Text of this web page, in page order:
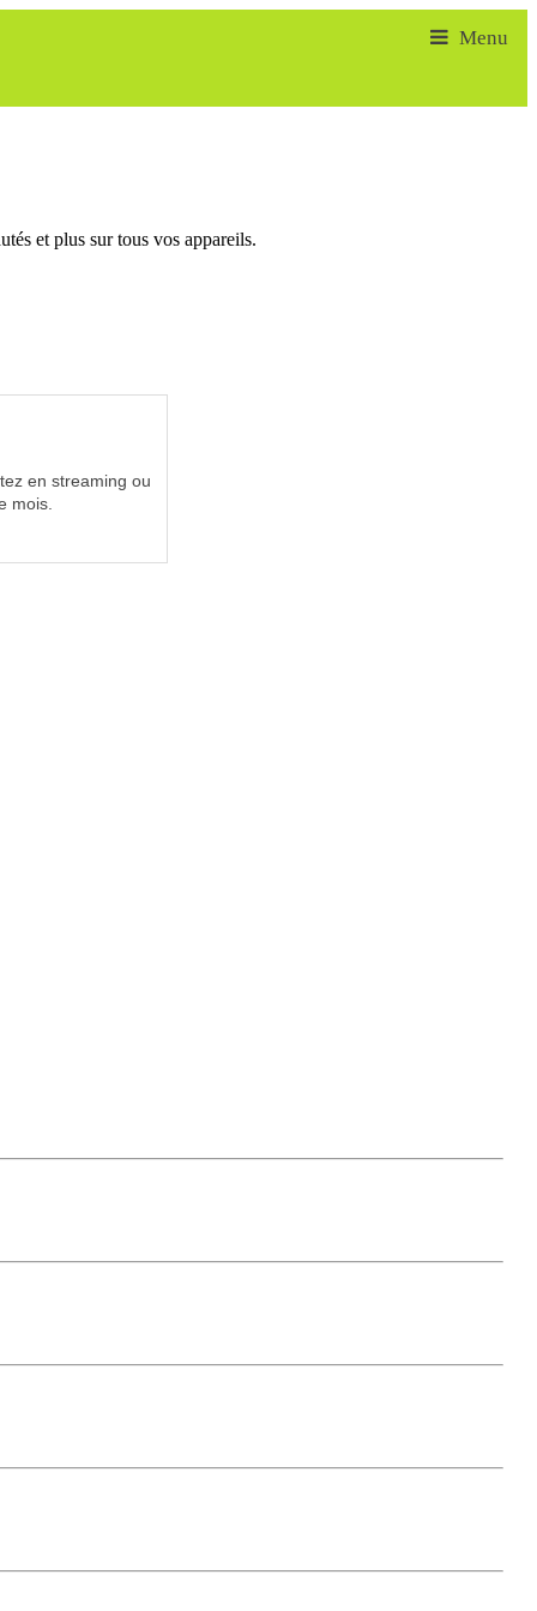
et plus sur tous vos appareils.
en streaming ou
mois.